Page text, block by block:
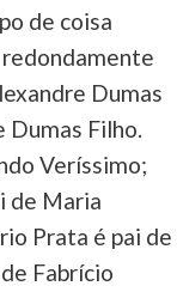
de coisa
Dumas
Dumas Filho.
Veríssimo;
de Maria
Prata é pai de
Fabrício